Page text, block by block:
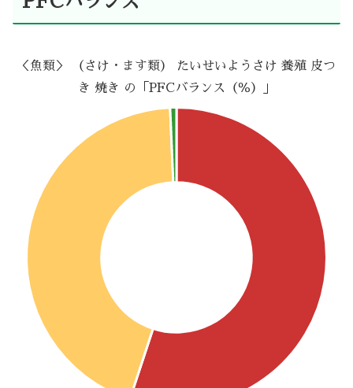
＜魚類＞ （さけ・ます類） たいせいようさけ 養殖 皮つ
き 焼き の「PFCバランス（％）」